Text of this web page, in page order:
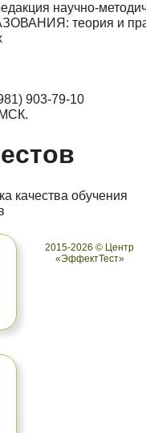
научно-
теория и
903-79-10
качества обучения
2015-2026 © Центр
«ЭффектТест»